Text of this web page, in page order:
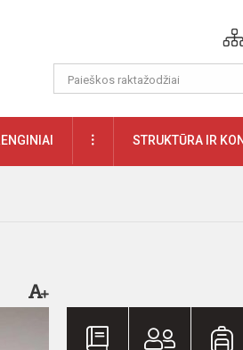
DAUGIAUSTRUKTŪRA IR